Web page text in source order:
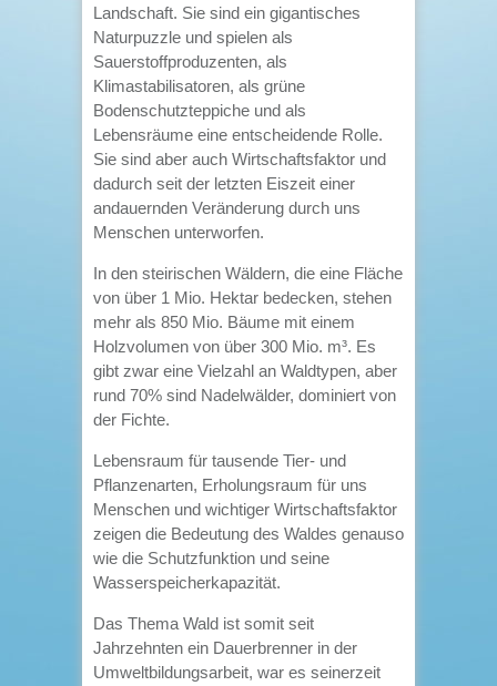
Landschaft. Sie sind ein gigantisches
Naturpuzzle und spielen als
Sauerstoffproduzenten, als
Klimastabilisatoren, als grüne
Bodenschutzteppiche und als
Lebensräume eine entscheidende Rolle.
Sie sind aber auch Wirtschaftsfaktor und
dadurch seit der letzten Eiszeit einer
andauernden Veränderung durch uns
Menschen unterworfen.
In den steirischen Wäldern, die eine Fläche
von über 1 Mio. Hektar bedecken, stehen
mehr als 850 Mio. Bäume mit einem
Holzvolumen von über 300 Mio. m³. Es
gibt zwar eine Vielzahl an Waldtypen, aber
rund 70% sind Nadelwälder, dominiert von
der Fichte.
Lebensraum für tausende Tier- und
Pflanzenarten, Erholungsraum für uns
Menschen und wichtiger Wirtschaftsfaktor
zeigen die Bedeutung des Waldes genauso
wie die Schutzfunktion und seine
Wasserspeicherkapazität.
Das Thema Wald ist somit seit
Jahrzehnten ein Dauerbrenner in der
Umweltbildungsarbeit, war es seinerzeit